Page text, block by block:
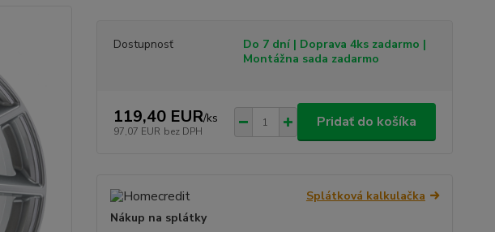
Dostupnosť
Do 7 dní | Doprava 4ks zadarmo |
Montážna sada zadarmo
119,40 EUR/ks
97,07 EUR bez DPH
Pridať do košíka
Splátková kalkulačka
Nákup na splátky